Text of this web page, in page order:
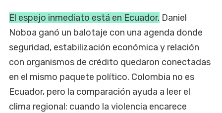
El espejo inmediato está en Ecuador. Daniel
Noboa ganó un balotaje con una agenda donde
seguridad, estabilización económica y relación
con organismos de crédito quedaron conectadas
en el mismo paquete político. Colombia no es
Ecuador, pero la comparación ayuda a leer el
clima regional: cuando la violencia encarece